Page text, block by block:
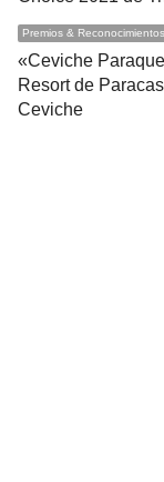
Premios & Reconocimientos
«Ceviche
Resort de
Ceviche